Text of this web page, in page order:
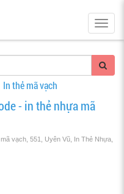
In thẻ mã vạch
- in thẻ nhựa mã
vạch, 551, Uyên Vũ, In Thẻ Nhựa